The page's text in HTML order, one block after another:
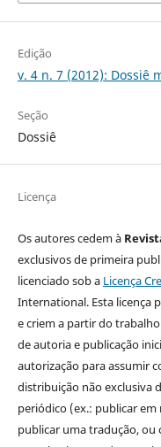
Edição
v. 4 n. 7 (2012): Dossiê
Seção
Dossiê
Licença
Os autores cedem à
exclusivos de primeira
licenciado sob a Licença
International. Esta licença
e criem a partir do
de autoria e publicação
autorização para assumir
distribuição não exclusiva
periódico (ex.: publicar
publicar uma tradução,